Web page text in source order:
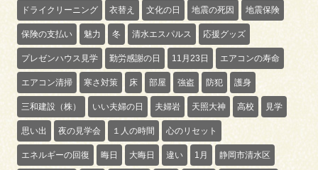
ドライクリーニング 衣替え 文化の日 地震の死因 地震保険
保険の支払い 魅力 冬 清水エスパルス 応援グッズ
プレゼンハウス見学 勤労感謝の日 11月23日 エアコンの寿命
エアコン清掃 寒さ対策 床 部屋 強盗 防犯 護身
三和建設（株） いい夫婦の日 夫婦岩 天照大神 高校 見学
思い出 夜の見学会 １人の時間 心のリセット
エネルギーの回復 晦日 大晦日 違い 1月 静岡市清水区